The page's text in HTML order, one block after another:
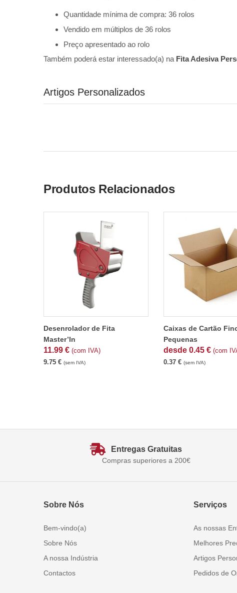
Quantidade mínima de compra: 36 rolos
Vendido em múltiplos de 36 rolos
Preço apresentado ao rolo
Também poderá estar interessado(a) na Fita Adesiva
Artigos Personalizados
Produtos Relacionados
Desenrolador de Fita
Master’In
11.99 € (com IVA)
9.75 € (sem IVA)
Caixas de Cartão
Pequenas
desde 0.45 € (com
0.37 € (sem IVA)
Entregas Gratuitas
Compras superiores a 200€
Sobre Nós
Bem-vindo(a)
Sobre Nós
A nossa Indústria
Contactos
Serviços
As nossas
Melhores
Artigos
Pedidos de